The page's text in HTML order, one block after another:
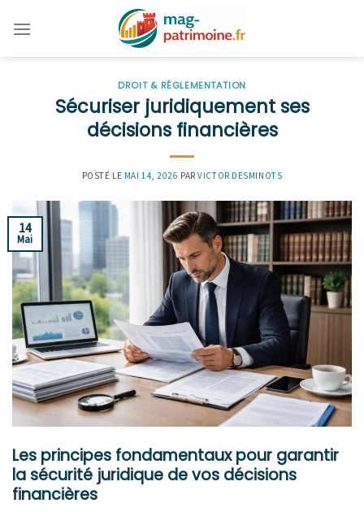
DROIT & RÉGLEMENTATION
Sécuriser juridiquement ses
décisions financières
POSTÉ LE MAI 14, 2026 PARVICTOR DESMINOTS
14
Mai
Les principes fondamentaux pour garantir
la sécurité juridique de vos décisions
financières